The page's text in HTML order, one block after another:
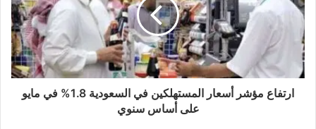
ارتفاع مؤشر أسعار المستهلكين في السعودية 1.8% في مايو
على أساس سنوي